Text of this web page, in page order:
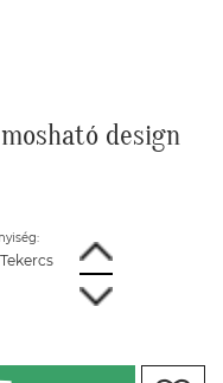
design
Tekercs